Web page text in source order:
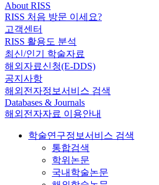
About RISS
RISS 처음 방문 이세요?
고객센터
RISS 활용도 분석
최신/인기 학술자료
해외자료신청(E-DDS)
공지사항
해외전자정보서비스 검색
Databases & Journals
해외전자자료 이용안내
학술연구정보서비스 검색
통합검색
학위논문
국내학술논문